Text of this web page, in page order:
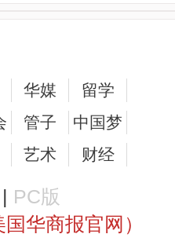
华媒
留学
管子
中国梦
艺术 财经
PC版
华商报官网）